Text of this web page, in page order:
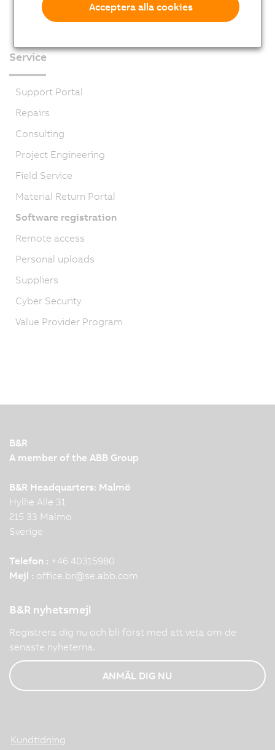
Service
Support Portal
Repairs
Consulting
Project Engineering
Field Service
Material Return Portal
Software registration
Remote access
Personal uploads
Suppliers
Cyber Security
Value Provider Program
B&R
A member of the ABB Group
B&R Headquarters: Malmö
Hyllie Alle 31
215 33 Malmo
Sverige
Telefon : +46 40315980
Mejl : office.br@se.abb.com
B&R nyhetsmejl
Registrera dig nu och bli först med att veta om de
senaste nyheterna.
ANMÄL DIG NU
Kundtidning
Acceptera alla cookies